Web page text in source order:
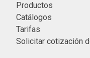
Productos
Catálogos
Tarifas
Solicitar cotización